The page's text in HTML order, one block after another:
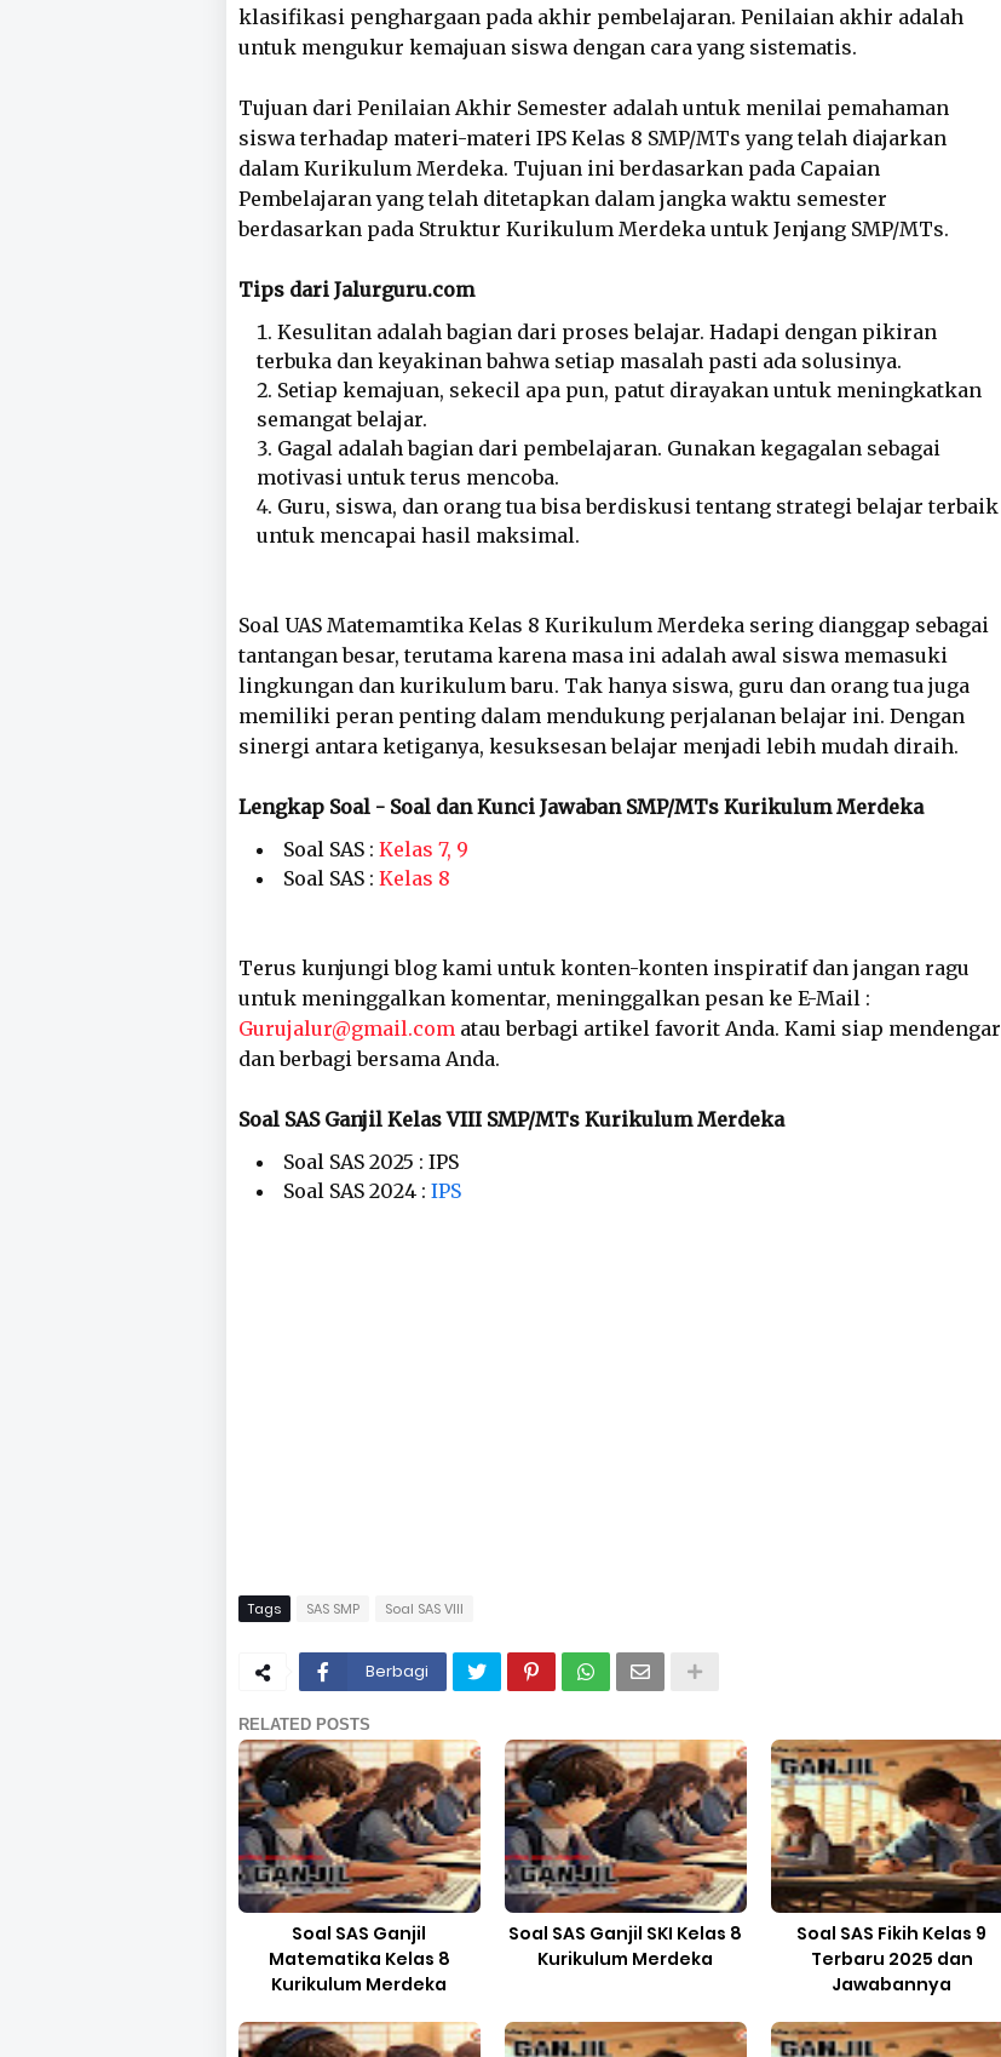
klasifikasi penghargaan pada akhir pembelajaran. Penilaian akhir adalah
untuk mengukur kemajuan siswa dengan cara yang sistematis.
Tujuan dari Penilaian Akhir Semester adalah untuk menilai pemahaman
siswa terhadap materi-materi IPS Kelas 8 SMP/MTs yang telah diajarkan
dalam Kurikulum Merdeka. Tujuan ini berdasarkan pada Capaian
Pembelajaran yang telah ditetapkan dalam jangka waktu semester
berdasarkan pada Struktur Kurikulum Merdeka untuk Jenjang SMP/MTs.
Tips dari Jalurguru.com
Kesulitan adalah bagian dari proses belajar. Hadapi dengan pikiran
terbuka dan keyakinan bahwa setiap masalah pasti ada solusinya.
Setiap kemajuan, sekecil apa pun, patut dirayakan untuk meningkatkan
semangat belajar.
Gagal adalah bagian dari pembelajaran. Gunakan kegagalan sebagai
motivasi untuk terus mencoba.
Guru, siswa, dan orang tua bisa berdiskusi tentang strategi belajar terbaik
untuk mencapai hasil maksimal.
Soal UAS Matemamtika Kelas 8 Kurikulum Merdeka sering dianggap sebagai
tantangan besar, terutama karena masa ini adalah awal siswa memasuki
lingkungan dan kurikulum baru. Tak hanya siswa, guru dan orang tua juga
memiliki peran penting dalam mendukung perjalanan belajar ini. Dengan
sinergi antara ketiganya, kesuksesan belajar menjadi lebih mudah diraih.
Lengkap Soal - Soal dan Kunci Jawaban SMP/MTs Kurikulum Merdeka
Soal SAS : Kelas 7, 9
Soal SAS : Kelas 8
Terus kunjungi blog kami untuk konten-konten inspiratif dan jangan ragu
untuk meninggalkan komentar, meninggalkan pesan ke E-Mail :
Gurujalur@gmail.com atau berbagi artikel favorit Anda. Kami siap mendengar
dan berbagi bersama Anda.
Soal SAS Ganjil Kelas VIII SMP/MTs Kurikulum Merdeka
Soal SAS 2025 : IPS
Soal SAS 2024 : IPS
Tags SAS SMP Soal SAS VIII
Berbagi
RELATED POSTS
Soal SAS Ganjil
Matematika Kelas 8
Kurikulum Merdeka
Soal SAS Ganjil SKI Kelas 8
Kurikulum Merdeka
Soal SAS Fikih Kelas 9
Terbaru 2025 dan
Jawabannya